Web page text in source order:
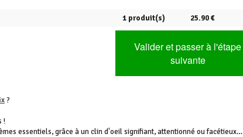
1 produit(s) 25.90 €
Valider et passer à l'étape
suivante
?
!
essentiels, grâce à un clin d'oeil signifiant, attentionné ou facétieux…